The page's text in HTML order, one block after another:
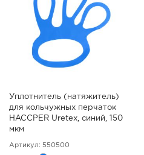
Уплотнитель (натяжитель)
для кольчужных перчаток
HACCPER Uretex, синий, 150
мкм
Артикул: 550500